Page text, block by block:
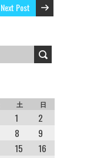
Next Post
土 日
1
2
8
9
15
16